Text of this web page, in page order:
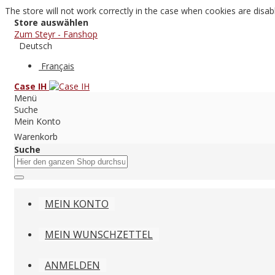
The store will not work correctly in the case when cookies are
Store auswählen
Zum Steyr - Fanshop
Deutsch
Français
Case IH
Menü
Suche
Mein Konto
Warenkorb
Suche
MEIN KONTO
MEIN WUNSCHZETTEL
ANMELDEN